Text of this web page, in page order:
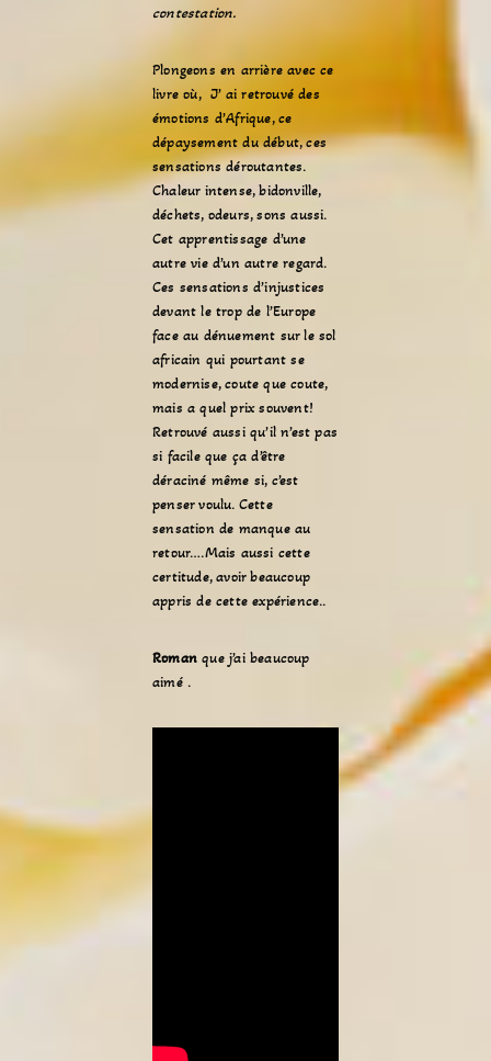
contestation.
Plongeons en arrière avec ce
livre où, J’ ai retrouvé des
émotions d’Afrique, ce
dépaysement du début, ces
sensations déroutantes.
Chaleur intense, bidonville,
déchets, odeurs, sons aussi.
Cet apprentissage d’une
autre vie d’un autre regard.
Ces sensations d’injustices
devant le trop de l’Europe
face au dénuement sur le sol
africain qui pourtant se
modernise, coute que coute,
mais a quel prix souvent!
Retrouvé aussi qu’il n’est pas
si facile que ça d’être
déraciné même si, c’est
penser voulu. Cette
sensation de manque au
retour….Mais aussi cette
certitude, avoir beaucoup
appris de cette expérience..
Roman que j’ai beaucoup
aimé .